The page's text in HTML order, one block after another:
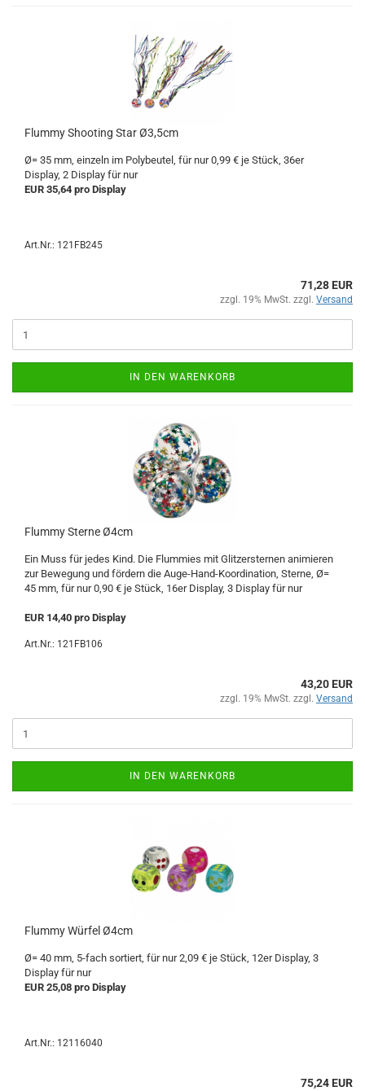
Flummy Shooting Star Ø3,5cm
Ø= 35 mm, einzeln im Polybeutel, für nur 0,99 € je Stück, 36er
Display, 2 Display für nur
EUR 35,64 pro Display
Art.Nr.: 121FB245
71,28 EUR
zzgl. 19% MwSt. zzgl. Versand
IN DEN WARENKORB
Flummy Sterne Ø4cm
Ein Muss für jedes Kind. Die Flummies mit Glitzersternen animieren
zur Bewegung und fördern die Auge-Hand-Koordination, Sterne, Ø=
45 mm, für nur 0,90 € je Stück, 16er Display, 3 Display für nur
EUR 14,40 pro Display
Art.Nr.: 121FB106
43,20 EUR
zzgl. 19% MwSt. zzgl. Versand
IN DEN WARENKORB
Flummy Würfel Ø4cm
Ø= 40 mm, 5-fach sortiert, für nur 2,09 € je Stück, 12er Display, 3
Display für nur
EUR 25,08 pro Display
Art.Nr.: 12116040
75,24 EUR